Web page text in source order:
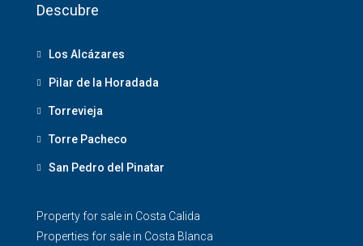
Descubre
Los Alcázares
Pilar de la Horadada
Torrevieja
Torre Pacheco
San Pedro del Pinatar
Property for sale in Costa Calida
Properties for sale in Costa Blanca